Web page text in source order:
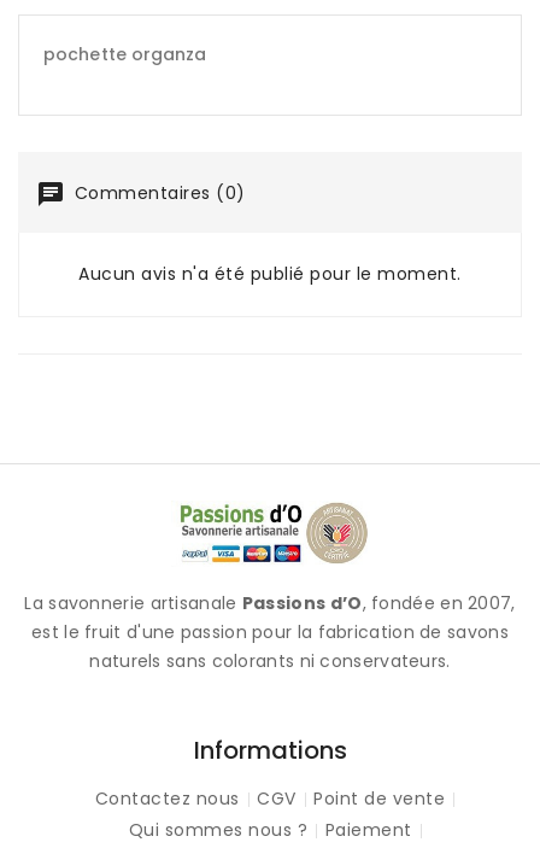
pochette organza
Commentaires (0)
Aucun avis n'a été publié pour le moment.
La savonnerie artisanale Passions d’O, fondée en 2007,
est le fruit d'une passion pour la fabrication de savons
naturels sans colorants ni conservateurs.
Informations
Contactez nous CGV
Point de vente
Qui sommes nous ?
Paiement